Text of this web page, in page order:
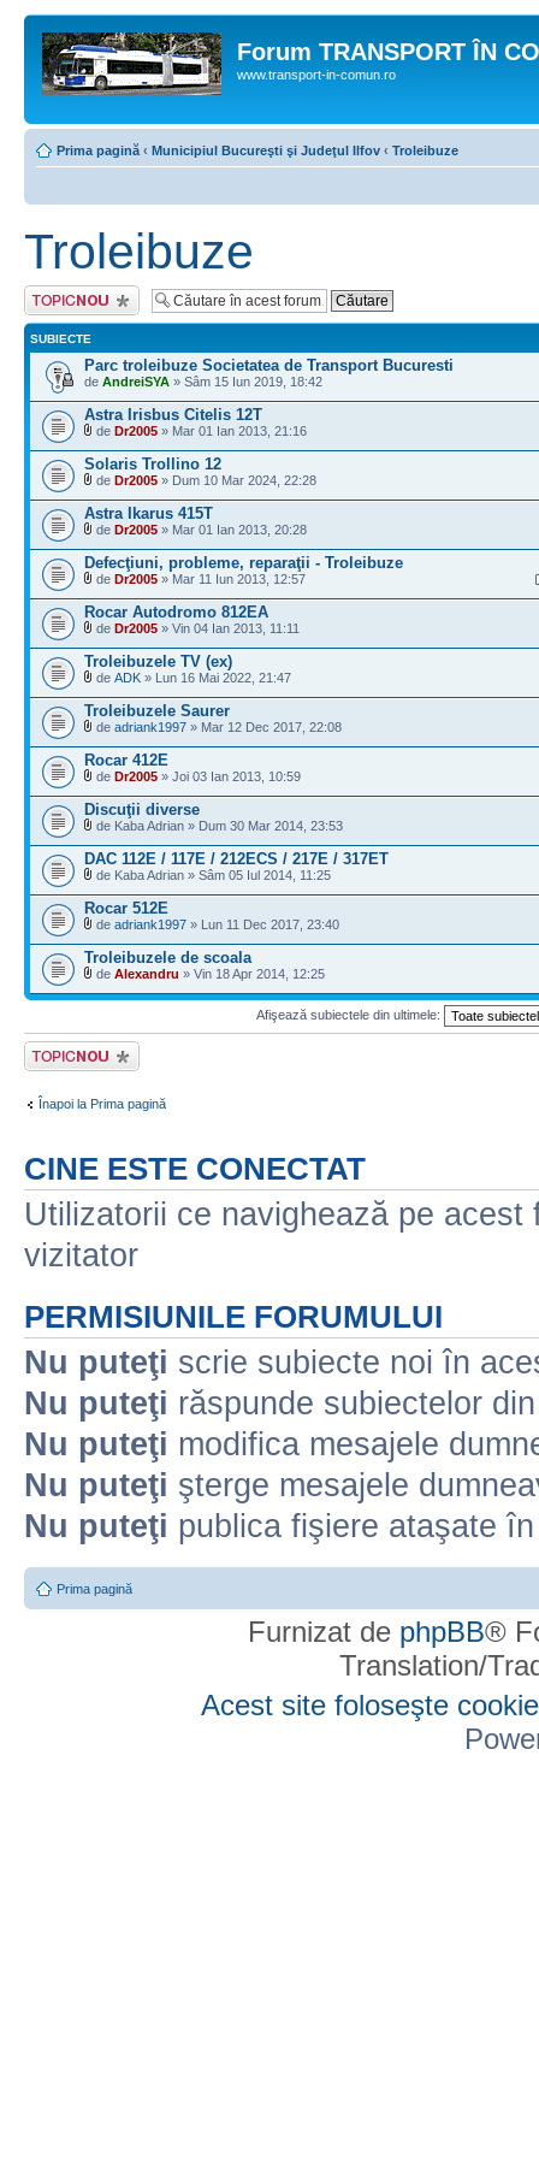
Forum TRANSPORT ÎN
www.transport-in-comun.ro
Prima pagină ‹ Municipiul Bucureşti şi Judeţul Ilfov ‹ Troleibuze
Troleibuze
Scrie un subiect
nou
SUBIECTE
Parc troleibuze Societatea de Transport Bucuresti
de AndreiSYA » Sâm 15 Iun 2019, 18:42
Astra Irisbus Citelis 12T
de Dr2005 » Mar 01 Ian 2013, 21:16
Solaris Trollino 12
de Dr2005 » Dum 10 Mar 2024, 22:28
Astra Ikarus 415T
de Dr2005 » Mar 01 Ian 2013, 20:28
Defecţiuni, probleme, reparaţii - Troleibuze
de Dr2005 » Mar 11 Iun 2013, 12:57
Rocar Autodromo 812EA
de Dr2005 » Vin 04 Ian 2013, 11:11
Troleibuzele TV (ex)
de ADK » Lun 16 Mai 2022, 21:47
Troleibuzele Saurer
de adriank1997 » Mar 12 Dec 2017, 22:08
Rocar 412E
de Dr2005 » Joi 03 Ian 2013, 10:59
Discuţii diverse
de Kaba Adrian » Dum 30 Mar 2014, 23:53
DAC 112E / 117E / 212ECS / 217E / 317ET
de Kaba Adrian » Sâm 05 Iul 2014, 11:25
Rocar 512E
de adriank1997 » Lun 11 Dec 2017, 23:40
Troleibuzele de scoala
de Alexandru » Vin 18 Apr 2014, 12:25
Afişează subiectele din ultimele:
Scrie un subiect
nou
Înapoi la Prima pagină
CINE ESTE CONECTAT
Utilizatorii ce navighează pe
vizitator
PERMISIUNILE FORUMULUI
Nu puteţi scrie subiecte noi în
Nu puteţi răspunde subiectelor
Nu puteţi modifica mesajele
Nu puteţi şterge mesajele
Nu puteţi publica fişiere ataşate
Prima pagină
Furnizat de phpBB®
Translation/
Acest site foloseşte